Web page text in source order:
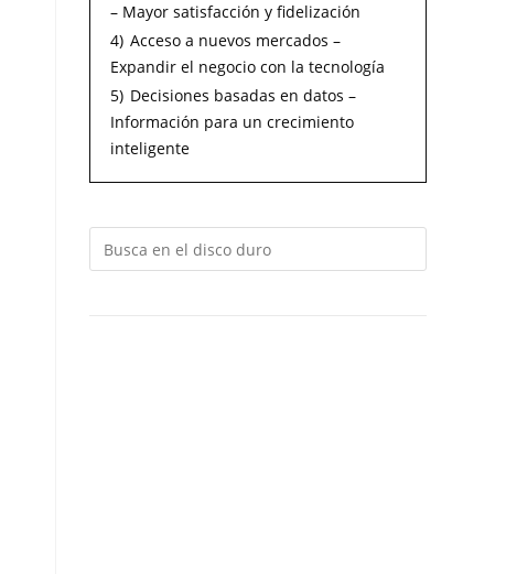
– Mayor satisfacción y fidelización
4) Acceso a nuevos mercados –
Expandir el negocio con la tecnología
5) Decisiones basadas en datos –
Información para un crecimiento
inteligente